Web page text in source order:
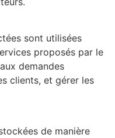
sont utilisées
proposés par le
demandes
clients, et gérer les
de manière